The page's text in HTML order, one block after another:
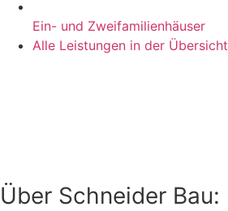
Ein- und Zweifamilienhäuser
Alle Leistungen in der Übersicht
Über Schneider Bau: